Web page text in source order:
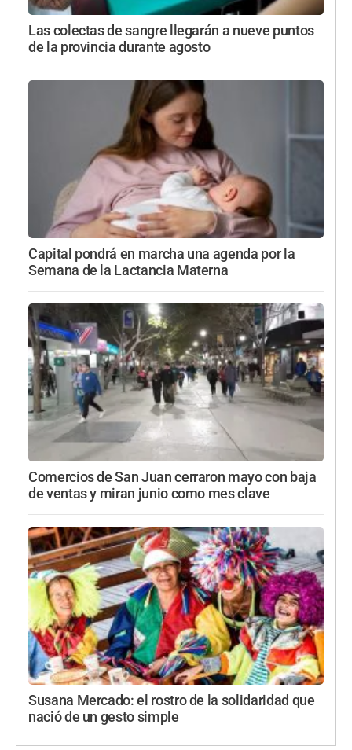
Las colectas de sangre llegarán a nueve puntos
de la provincia durante agosto
Capital pondrá en marcha una agenda por la
Semana de la Lactancia Materna
Comercios de San Juan cerraron mayo con baja
de ventas y miran junio como mes clave
Susana Mercado: el rostro de la solidaridad que
nació de un gesto simple